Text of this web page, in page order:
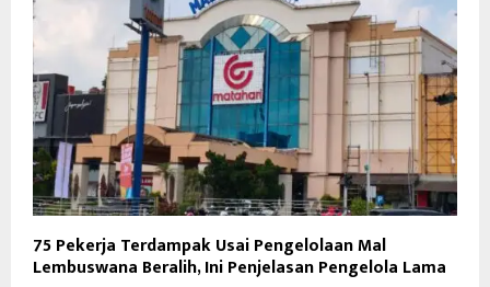
75 Pekerja Terdampak Usai Pengelolaan Mal
Lembuswana Beralih, Ini Penjelasan Pengelola Lama